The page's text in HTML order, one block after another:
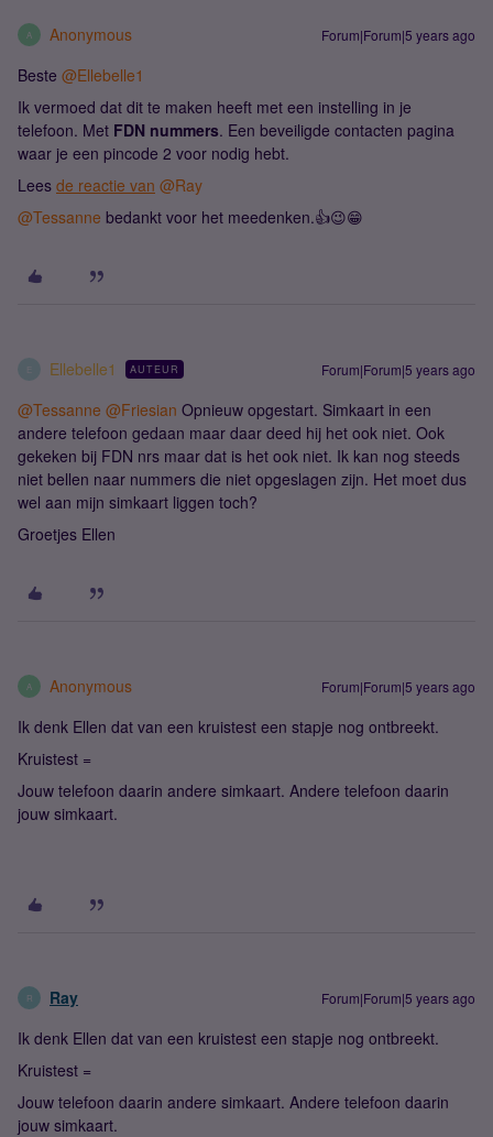
A Anonymous Forum|Forum|5 years ago
Beste @Ellebelle1
Ik vermoed dat dit te maken heeft met een instelling in je
telefoon. Met FDN nummers. Een beveiligde contacten pagina
waar je een pincode 2 voor nodig hebt.
Lees de reactie van @Ray
@Tessanne bedankt voor het meedenken.👍😉😁
Ellebelle1 AUTEUR Forum|Forum|5 years ago
@Tessanne @Friesian Opnieuw opgestart. Simkaart in een
andere telefoon gedaan maar daar deed hij het ook niet. Ook
gekeken bij FDN nrs maar dat is het ook niet. Ik kan nog steeds
niet bellen naar nummers die niet opgeslagen zijn. Het moet dus
wel aan mijn simkaart liggen toch?
Groetjes Ellen
A Anonymous Forum|Forum|5 years ago
Ik denk Ellen dat van een kruistest een stapje nog ontbreekt.
Kruistest =
Jouw telefoon daarin andere simkaart. Andere telefoon daarin
jouw simkaart.
R Ray Forum|Forum|5 years ago
Ik denk Ellen dat van een kruistest een stapje nog ontbreekt.
Kruistest =
Jouw telefoon daarin andere simkaart. Andere telefoon daarin
jouw simkaart.